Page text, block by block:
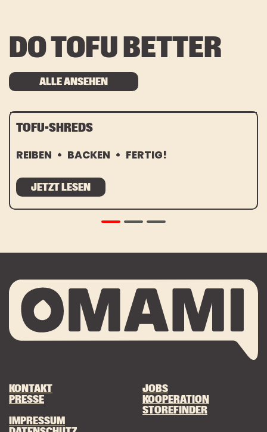
DO TOFU BETTER
ALLE ANSEHEN
TOFU-SHREDS
REIBEN BACKEN FERTIG!
JETZT LESEN
KONTAKT
PRESSE
JOBS
KOOPERATION
STOREFINDER
IMPRESSUM